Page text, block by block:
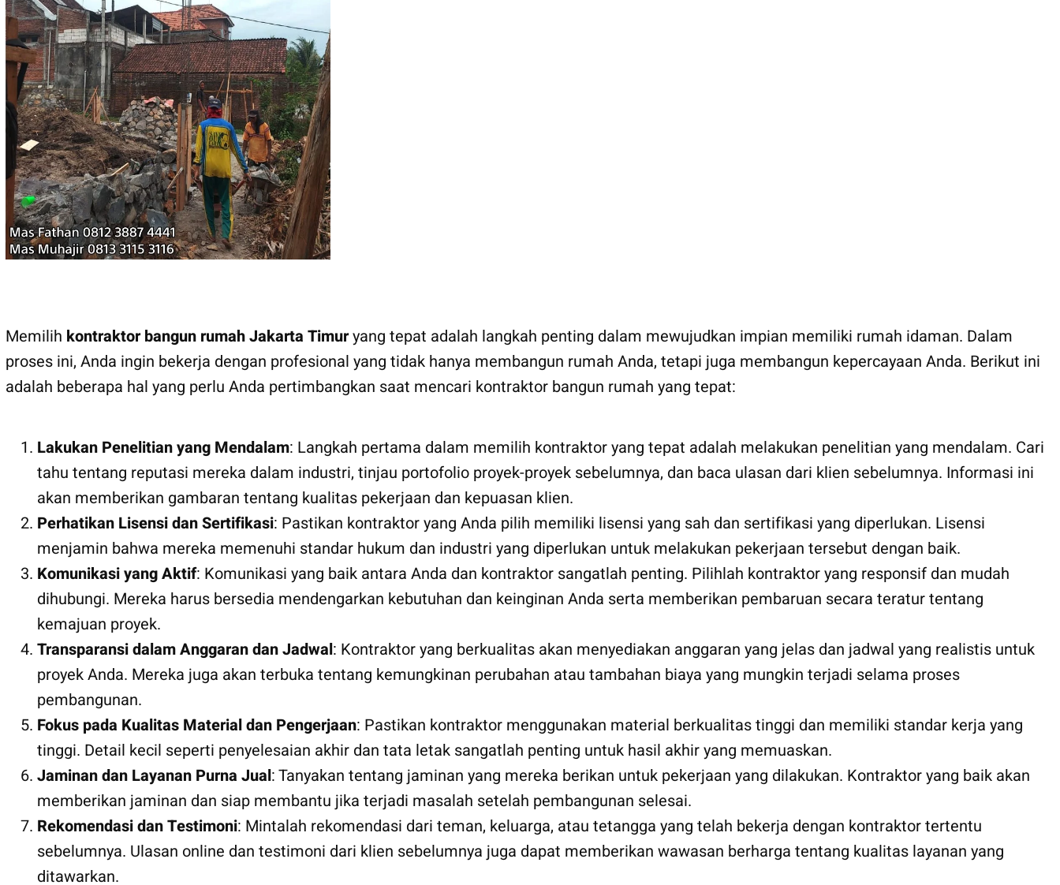
Memilih kontraktor bangun rumah Jakarta Timuryang tepat adalah langkah penting dalam mewujudkan impian memiliki rumah idaman. Dalam
proses ini, Anda ingin bekerja dengan profesional yang tidak hanya membangun rumah Anda, tetapi juga membangun kepercayaan Anda. Berikut ini
adalah beberapa hal yang perlu Anda pertimbangkan saat mencari kontraktor bangun rumah yang tepat:
Lakukan Penelitian yang Mendalam: Langkah pertama dalam memilih kontraktor yang tepat adalah melakukan penelitian yang mendalam. Cari
tahu tentang reputasi mereka dalam industri, tinjau portofolio proyek-proyek sebelumnya, dan baca ulasan dari klien sebelumnya. Informasi ini
akan memberikan gambaran tentang kualitas pekerjaan dan kepuasan klien.
Perhatikan Lisensi dan Sertifikasi: Pastikan kontraktor yang Anda pilih memiliki lisensi yang sah dan sertifikasi yang diperlukan. Lisensi
menjamin bahwa mereka memenuhi standar hukum dan industri yang diperlukan untuk melakukan pekerjaan tersebut dengan baik.
Komunikasi yang Aktif: Komunikasi yang baik antara Anda dan kontraktor sangatlah penting. Pilihlah kontraktor yang responsif dan mudah
dihubungi. Mereka harus bersedia mendengarkan kebutuhan dan keinginan Anda serta memberikan pembaruan secara teratur tentang
kemajuan proyek.
Transparansi dalam Anggaran dan Jadwal: Kontraktor yang berkualitas akan menyediakan anggaran yang jelas dan jadwal yang realistis untuk
proyek Anda. Mereka juga akan terbuka tentang kemungkinan perubahan atau tambahan biaya yang mungkin terjadi selama proses
pembangunan.
Fokus pada Kualitas Material dan Pengerjaan: Pastikan kontraktor menggunakan material berkualitas tinggi dan memiliki standar kerja yang
tinggi. Detail kecil seperti penyelesaian akhir dan tata letak sangatlah penting untuk hasil akhir yang memuaskan.
Jaminan dan Layanan Purna Jual: Tanyakan tentang jaminan yang mereka berikan untuk pekerjaan yang dilakukan. Kontraktor yang baik akan
memberikan jaminan dan siap membantu jika terjadi masalah setelah pembangunan selesai.
Rekomendasi dan Testimoni: Mintalah rekomendasi dari teman, keluarga, atau tetangga yang telah bekerja dengan kontraktor tertentu
sebelumnya. Ulasan online dan testimoni dari klien sebelumnya juga dapat memberikan wawasan berharga tentang kualitas layanan yang
ditawarkan.